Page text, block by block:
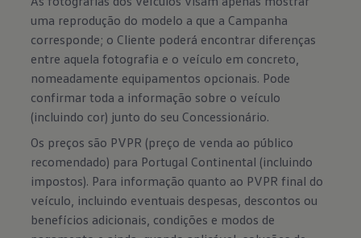
uma reprodução do modelo a que a Campanha
corresponde; o Cliente poderá encontrar diferenças
entre aquela fotografia e o veículo em concreto,
nomeadamente equipamentos opcionais. Pode
confirmar toda a informação sobre o veículo
(incluindo cor) junto do seu Concessionário.
Os preços são PVPR (preço de venda ao público
recomendado) para Portugal Continental (incluindo
impostos). Para informação quanto ao PVPR final do
veículo, incluindo eventuais despesas, descontos ou
benefícios adicionais, condições e modos de